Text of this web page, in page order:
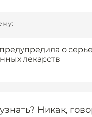
о
лекарств
Никак,